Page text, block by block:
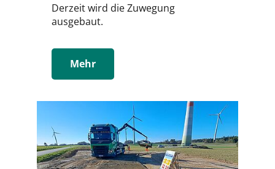
Derzeit wird die Zuwegung
ausgebaut.
Mehr